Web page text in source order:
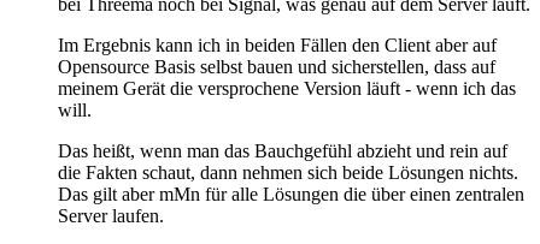
Im Ergebnis kann ich in beiden Fällen den Client aber auf
Opensource Basis selbst bauen und sicherstellen, dass auf
meinem Gerät die versprochene Version läuft - wenn ich das
will.
Das heißt, wenn man das Bauchgefühl abzieht und rein auf
die Fakten schaut, dann nehmen sich beide Lösungen nichts.
Das gilt aber mMn für alle Lösungen die über einen zentralen
Server laufen.